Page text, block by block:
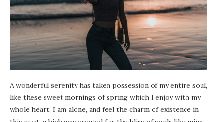
A wonderful serenity has taken possession of my entire soul,
like these sweet mornings of spring which I enjoy with my
whole heart. I am alone, and feel the charm of existence in